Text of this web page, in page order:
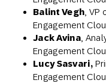
Balint Vegh, VP
Engagement
Jack Avina,
Engagement
Lucy Sasvari,
Engagement